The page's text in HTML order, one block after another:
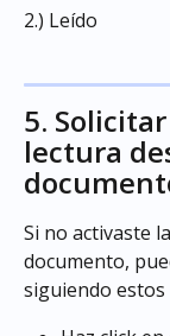
2.) Leído
5.
lectura
Si no activaste
documento,
siguiendo estos